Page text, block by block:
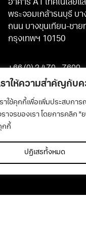
ราให้ความสำคัญกับ
ราใช้คุกกี้เพื่อเพิ่มประสบกา
ราจรของเรา โดยการคลิก
กกี้
ปฏิเสธทั้งหมด
อาคาร A1 เทคโนโลยี
พระจอมเกล้าธนบุรี บา
ถนน บางขุนเทียน-ชาย
กรุงเทพฯ 10150
+66 (0) 2 470 - 7600
media@kmutt.ac.th